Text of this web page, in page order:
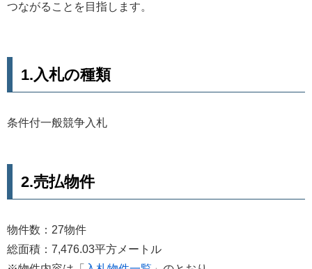
つながることを目指します。
1.入札の種類
条件付一般競争入札
2.売払物件
物件数：27物件
総面積：7,476.03平方メートル